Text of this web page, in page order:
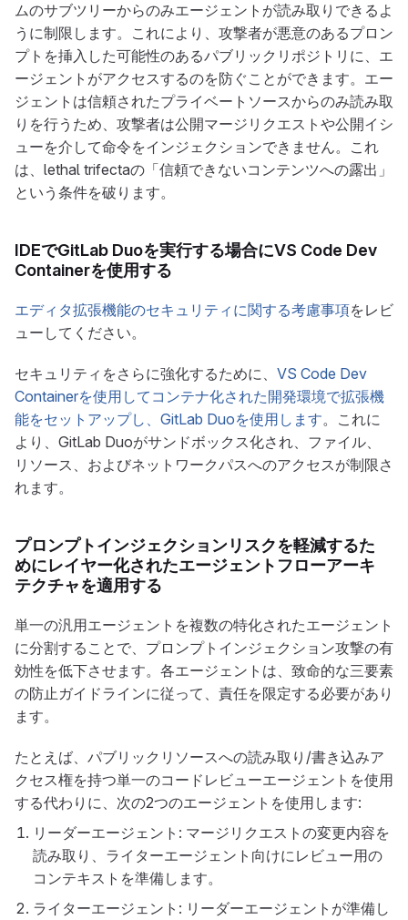
ムのサブツリーからのみエージェントが読み取りできるよ
うに制限します。これにより、攻撃者が悪意のあるプロン
プトを挿入した可能性のあるパブリックリポジトリに、エ
ージェントがアクセスするのを防ぐことができます。エー
ジェントは信頼されたプライベートソースからのみ読み取
りを行うため、攻撃者は公開マージリクエストや公開イシ
ューを介して命令をインジェクションできません。これ
は、lethal trifectaの「信頼できないコンテンツへの露出」
という条件を破ります。
IDEでGitLab Duoを実行する場合にVS Code Dev
Containerを使用する
エディタ拡張機能のセキュリティに関する考慮事項をレビ
ューしてください。
セキュリティをさらに強化するために、 VS Code Dev
Containerを使用してコンテナ化された開発環境で拡張機
能をセットアップし、GitLab Duoを使用します。これに
より、GitLab Duoがサンドボックス化され、ファイル、
リソース、およびネットワークパスへのアクセスが制限さ
れます。
プロンプトインジェクションリスクを軽減するた
めにレイヤー化されたエージェントフローアーキ
テクチャを適用する
単一の汎用エージェントを複数の特化されたエージェント
に分割することで、プロンプトインジェクション攻撃の有
効性を低下させます。各エージェントは、致命的な三要素
の防止ガイドラインに従って、責任を限定する必要があり
ます。
たとえば、パブリックリソースへの読み取り/書き込みア
クセス権を持つ単一のコードレビューエージェントを使用
する代わりに、次の2つのエージェントを使用します:
リーダーエージェント: マージリクエストの変更内容を
読み取り、ライターエージェント向けにレビュー用の
コンテキストを準備します。
ライターエージェント: リーダーエージェントが準備し